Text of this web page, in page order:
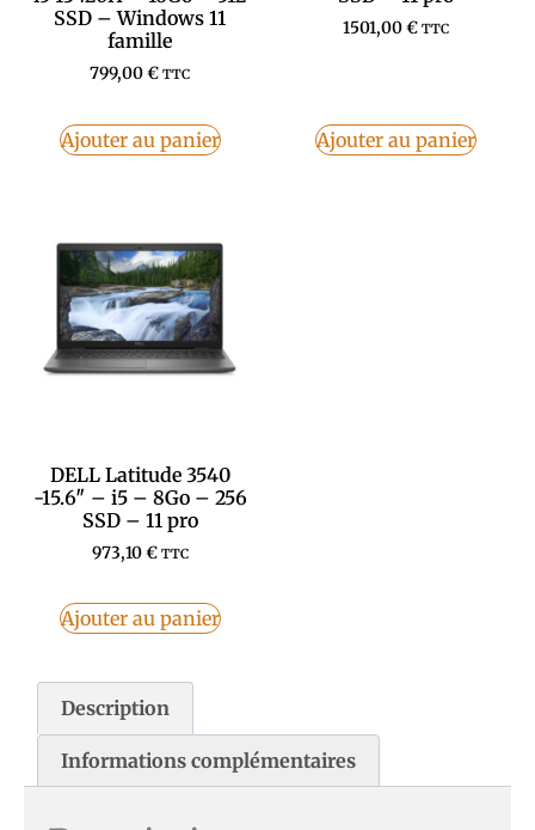
Description
Informations complémentaires
SSD – Windows 11
famille
799,00€ TTC
Ajouter au panier
1501,00€ TTC
Ajouter au panier
DELL Latitude 3540
-15.6″ – i5 – 8Go – 256
SSD – 11 pro
973,10€ TTC
Ajouter au panier